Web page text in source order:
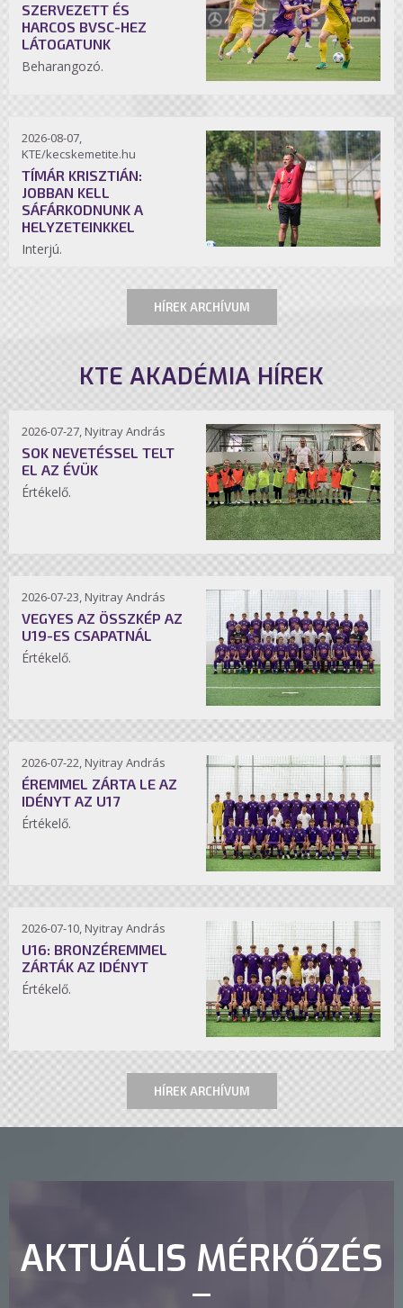
SZERVEZETT ÉS
HARCOS BVSC-HEZ
LÁTOGATUNK
Beharangozó.
2026-08-07,
KTE/kecskemetite.hu
TÍMÁR KRISZTIÁN:
JOBBAN KELL
SÁFÁRKODNUNK A
HELYZETEINKKEL
Interjú.
HÍREK ARCHÍVUM
KTE AKADÉMIA HÍREK
2026-07-27, Nyitray András
SOK NEVETÉSSEL TELT
EL AZ ÉVÜK
Értékelő.
2026-07-23, Nyitray András
VEGYES AZ ÖSSZKÉP AZ
U19-ES CSAPATNÁL
Értékelő.
2026-07-22, Nyitray András
ÉREMMEL ZÁRTA LE AZ
IDÉNYT AZ U17
Értékelő.
2026-07-10, Nyitray András
U16: BRONZÉREMMEL
ZÁRTÁK AZ IDÉNYT
Értékelő.
HÍREK ARCHÍVUM
AKTUÁLIS MÉRKŐZÉS